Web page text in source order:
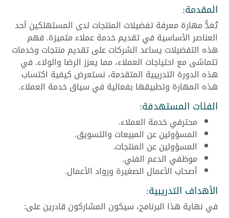
المقدمة:
تُعَدُّ مهارة معرفة تفضيلات المنتجات لدى المستهلكين أحد
العناصر الأساسية في تقديم خدمة عملاء متميزة. فهم
هذه التفضيلات يساعد الشركات على تقديم منتجات وخدمات
تتماشى مع احتياجات العملاء، مما يعزز الرضا والولاء. في
هذه الدورة التدريبية المتقدمة، نستعرض كيفية اكتساب
هذه المهارة وتطبيقها بفعالية في سياق خدمة العملاء.
الفئات المستهدفة:
محترفي خدمة العملاء.
المسؤولين عن المبيعات والتسويق.
المسؤولين عن المنتجات.
موظفي الدعم الفني.
أصحاب الأعمال الصغيرة ورواد الأعمال.
الأهداف التدريبية:
في نهاية هذا البرنامج، سيكون المشاركون قادرين على: